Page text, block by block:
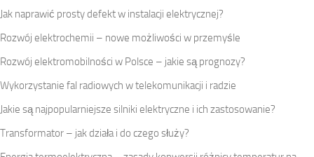
Jak naprawić prosty defekt w instalacji elektrycznej?
Rozwój elektrochemii – nowe możliwości w przemyśle
Rozwój elektromobilności w Polsce – jakie są prognozy?
Wykorzystanie fal radiowych w telekomunikacji i radzie
Jakie są najpopularniejsze silniki elektryczne i ich zastosowanie?
Transformator – jak działa i do czego służy?